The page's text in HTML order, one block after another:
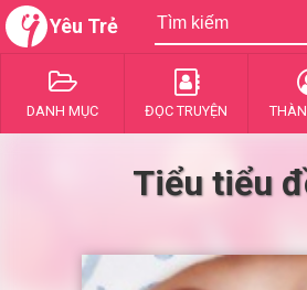
Yêu Trẻ
DANH MỤC ĐỌC TRUYỆN
Tiểu tiểu